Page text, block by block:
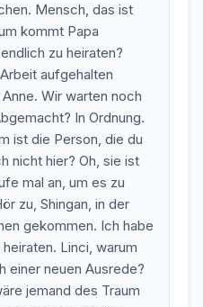
Mensch, das ist
kommt Papa
zu heiraten?
aufgehalten
Wir warten noch
In Ordnung.
ist die Person, die du
nicht hier? Oh, sie ist
mal an, um es zu
zu, Shingan, in der
gekommen. Ich habe
Linci, warum
einer neuen Ausrede?
jemand des Traum